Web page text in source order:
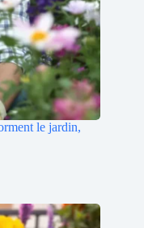
le jardin,